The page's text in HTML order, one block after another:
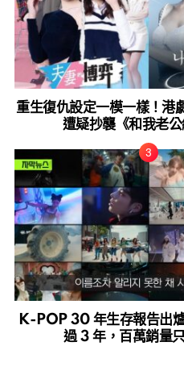
重生復仇設定一模一樣！港
遭疑抄襲《和我老公
K-POP 30 年生存報告出
過 3 年，百萬銷量